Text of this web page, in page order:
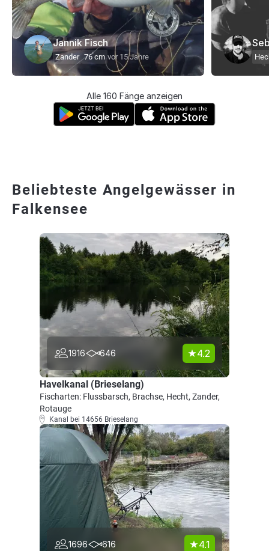
Jannik Fisch
Zander 76 cm vor 15 Jahre
Alle 160 Fänge anzeigen
Beliebteste Angelgewässer in
Falkensee
1916 646 4.2
Havelkanal (Brieselang)
Fischarten: Flussbarsch, Brachse, Hecht, Zander,
Rotauge
Kanal bei 14656 Brieselang
1696 616 4.1